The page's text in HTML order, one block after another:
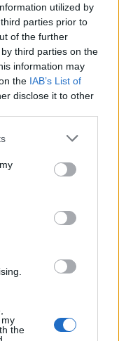
utilized by
parties prior to
of the further
third parties on the
information may
the IAB’s List of
disclose it to other
or more Google
You may click to
party tags to
in below Google
the
a Sárik Péter